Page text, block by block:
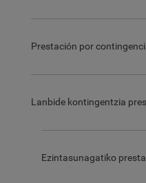
Prestación por
Lanbide kontingentzia
Ezintasunagatiko